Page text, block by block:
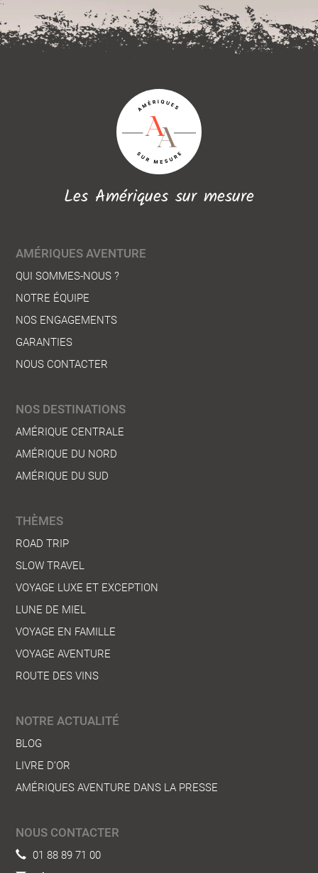
Les Amériques sur mesure
AMÉRIQUES AVENTURE
QUI SOMMES-NOUS ?
NOTRE ÉQUIPE
NOS ENGAGEMENTS
GARANTIES
NOUS CONTACTER
NOS DESTINATIONS
AMÉRIQUE CENTRALE
AMÉRIQUE DU NORD
AMÉRIQUE DU SUD
THÈMES
ROAD TRIP
SLOW TRAVEL
VOYAGE LUXE ET EXCEPTION
LUNE DE MIEL
VOYAGE EN FAMILLE
VOYAGE AVENTURE
ROUTE DES VINS
NOTRE ACTUALITÉ
BLOG
LIVRE D’OR
AMÉRIQUES AVENTURE DANS LA PRESSE
NOUS CONTACTER
01 88 89 71 00